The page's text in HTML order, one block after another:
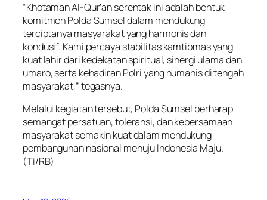
“Khotaman Al-Qur’an serentak ini adalah bentuk
komitmen Polda Sumsel dalam mendukung
terciptanya masyarakat yang harmonis dan
kondusif. Kami percaya stabilitas kamtibmas yang
kuat lahir dari kedekatan spiritual, sinergi ulama dan
umaro, serta kehadiran Polri yang humanis di tengah
masyarakat,” tegasnya.
Melalui kegiatan tersebut, Polda Sumsel berharap
semangat persatuan, toleransi, dan kebersamaan
masyarakat semakin kuat dalam mendukung
pembangunan nasional menuju Indonesia Maju.
(Ti/RB)